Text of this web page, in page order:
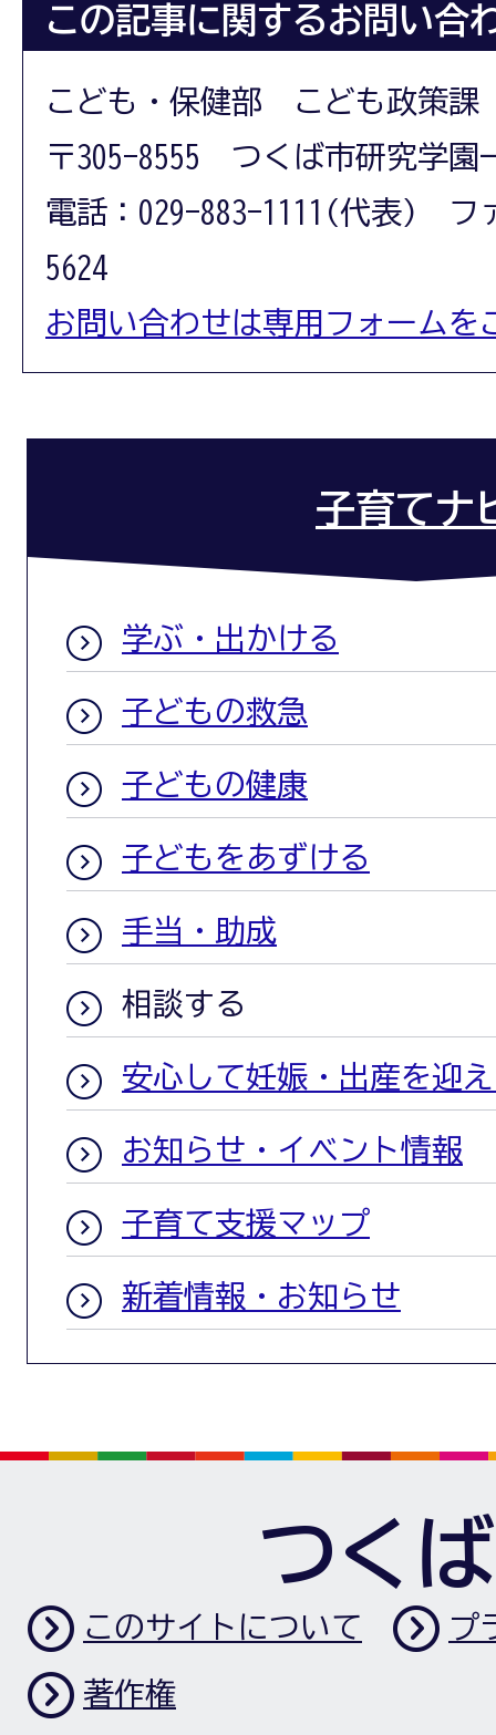
この記事に関するお問い合
こども・保健部 こども政策課
〒305-8555 つくば市研究学園
電話：029-883-1111(代表) フ
5624
お問い合わせは専用フォームを
子育てナ
学ぶ・出かける
子どもの救急
子どもの健康
子どもをあずける
手当・助成
相談する
安心して妊娠・出産を迎
お知らせ・イベント情報
子育て支援マップ
新着情報・お知らせ
つく
このサイトについて プ
著作権